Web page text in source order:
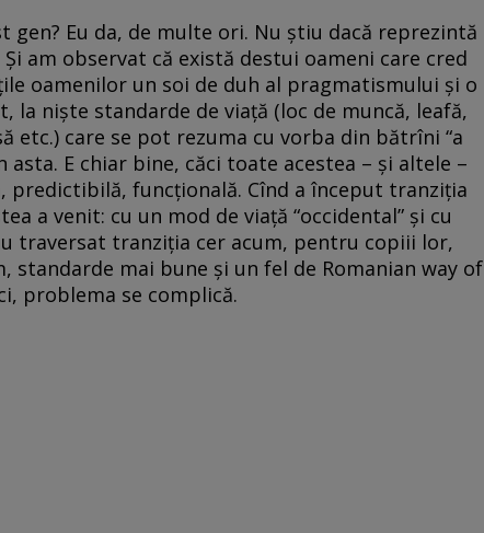
gen? Eu da, de multe ori. Nu ştiu dacă reprezintă
am observat că există destui oameni care cred
oamenilor un soi de duh al pragmatismului şi o
la nişte standarde de viaţă (loc de muncă, leafă,
etc.) care se pot rezuma cu vorba din bătrîni “a
E chiar bine, căci toate acestea – şi altele –
predictibilă, funcţională. Cînd a început tranziţia
a venit: cu un mod de viaţă “occidental” şi cu
traversat tranziţia cer acum, pentru copiii lor,
standarde mai bune şi un fel de Romanian way of
problema se complică.